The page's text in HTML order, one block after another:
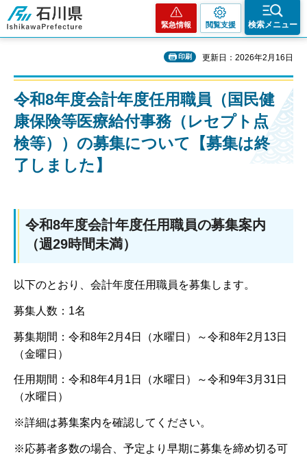
石川県
緊急情報 閲覧支援 検索メニュー
印刷 更新日：2026年2月16日
令和8年度会計年度任用職員（国民健
康保険等医療給付事務（レセプト点
検等））の募集について【募集は終
了しました】
令和8年度会計年度任用職員の募集案内
（週29時間未満）
以下のとおり、会計年度任用職員を募集します。
募集人数：1名
募集期間：令和8年2月4日（水曜日）～令和8年2月13日
（金曜日）
任用期間：令和8年4月1日（水曜日）～令和9年3月31日
（水曜日）
※詳細は募集案内を確認してください。
※応募者多数の場合、予定より早期に募集を締め切る可